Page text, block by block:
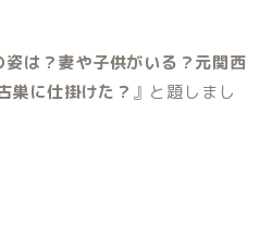
は？妻や子供がいる？元関西
巣に仕掛けた？ 』と題しまし